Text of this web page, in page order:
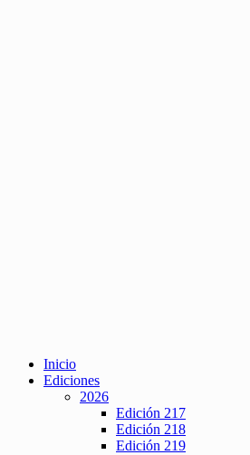
Inicio
Ediciones
2026
Edición 217
Edición 218
Edición 219